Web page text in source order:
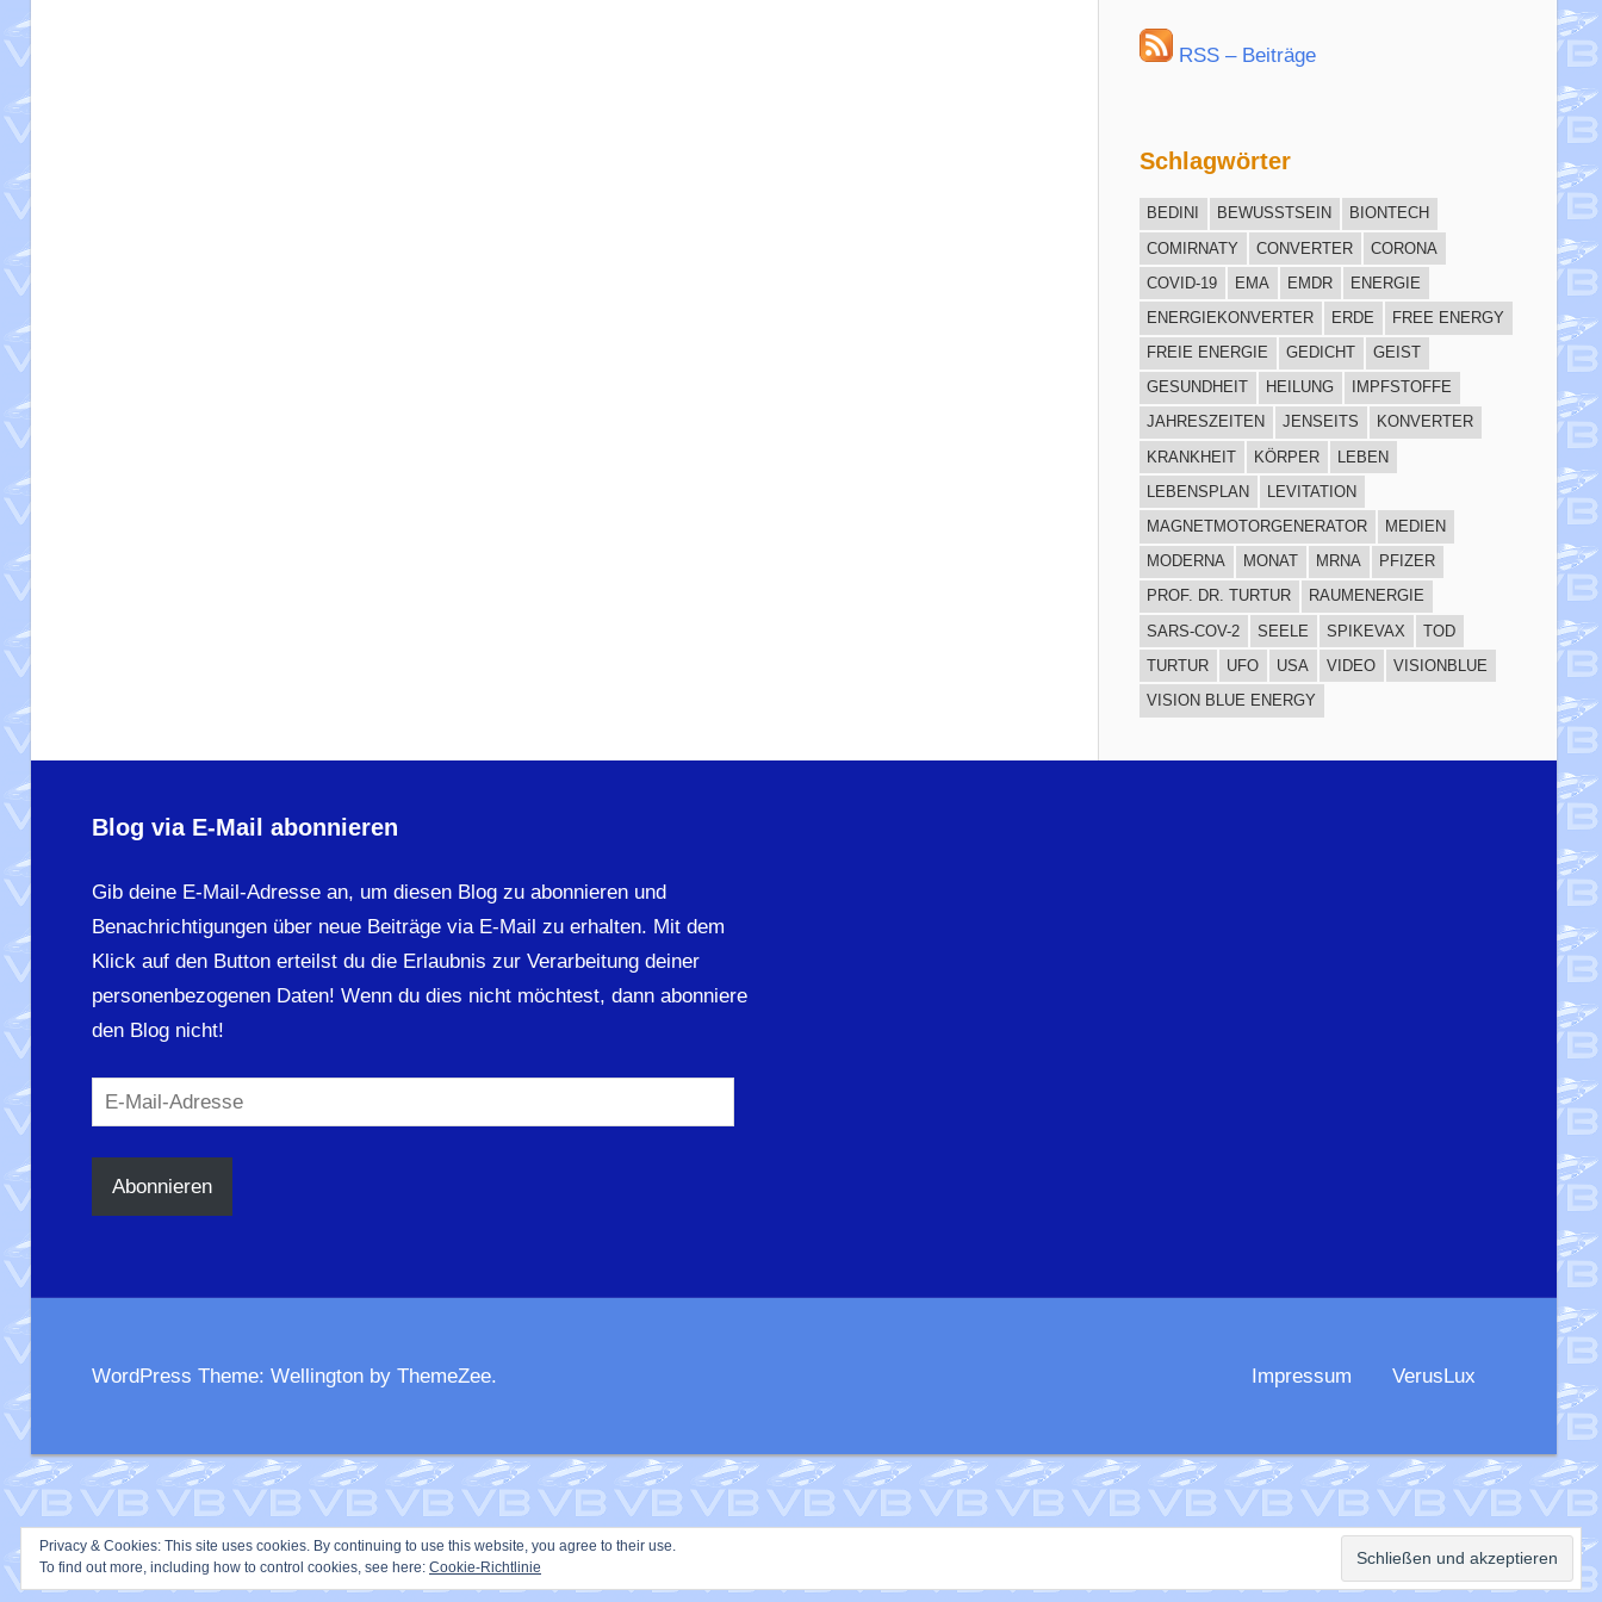
RSS – Beiträge
Schlagwörter
BEDINI BEWUSSTSEIN
BIONTECH
COMIRNATY
CONVERTER
CORONA
COVID-19
EMA EMDR
ENERGIE
ENERGIEKONVERTER
ERDE
FREE ENERGY
FREIE ENERGIE
GEDICHT
GEIST
GESUNDHEIT
HEILUNG
IMPFSTOFFE
JAHRESZEITEN
JENSEITS
KONVERTER
KRANKHEIT
KÖRPER
LEBEN
LEBENSPLAN
LEVITATION
MAGNETMOTORGENERATOR
MEDIEN
MODERNA
MONAT MRNA
PFIZER
PROF. DR. TURTUR
RAUMENERGIE
SARS-COV-2
SEELE SPIKEVAX
TOD
TURTUR
UFO USA VIDEO
VISIONBLUE
VISION BLUE ENERGY
Blog via E-Mail abonnieren
Gib deine E-Mail-Adresse an, um diesen Blog zu abonnieren und
Benachrichtigungen über neue Beiträge via E-Mail zu erhalten. Mit dem
Klick auf den Button erteilst du die Erlaubnis zur Verarbeitung deiner
personenbezogenen Daten! Wenn du dies nicht möchtest, dann abonniere
den Blog nicht!
E-
Mail-
Adresse
Abonnieren
Impressum VerusLux
WordPress Theme: Wellington by ThemeZee.
Privacy & Cookies: This site uses cookies. By continuing to use this website, you agree to their use.
To find out more, including how to control cookies, see here: Cookie-Richtlinie